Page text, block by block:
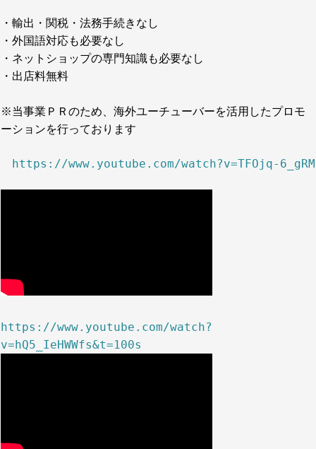
・輸出・関税・法務手続きなし
・外国語対応も必要なし
・ネットショップの専門知識も必要なし
・出店料無料
※当事業ＰＲのため、海外ユーチューバーを活用したプロモ
ーションを行っております
https://www.youtube.com/watch?v=TFOjq-6_gRM
https://www.youtube.com/watch?
v=hQ5_IeHWWfs&t=100s